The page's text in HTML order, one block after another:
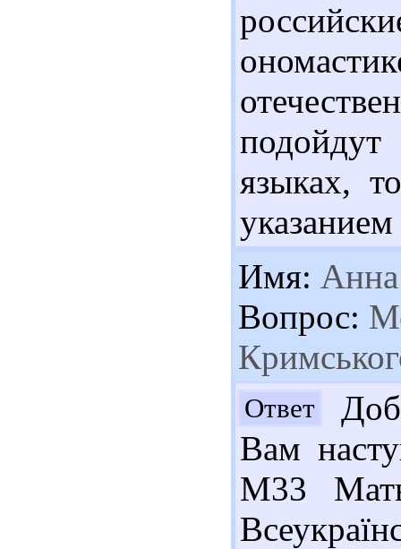
языках,
Имя: Анна
Вопрос:
Ответ
Вам
М33